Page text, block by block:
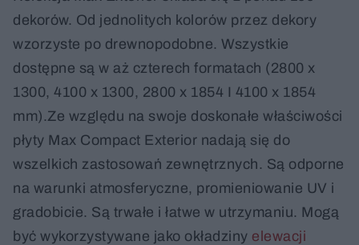
dekorów. Od jednolitych kolorów przez dekory
wzorzyste po drewnopodobne. Wszystkie
dostępne są w aż czterech formatach (2800 x
1300, 4100 x 1300, 2800 x 1854 I 4100 x 1854
mm).Ze względu na swoje doskonałe właściwości
płyty Max Compact Exterior nadają się do
wszelkich zastosowań zewnętrznych. Są odporne
na warunki atmosferyczne, promieniowanie UV i
gradobicie. Są trwałe i łatwe w utrzymaniu. Mogą
być wykorzystywane jako okładziny elewacji